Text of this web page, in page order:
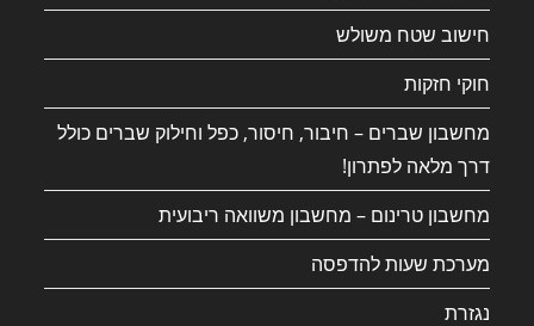
חישוב שטח משולש
חוקי חזקות
מחשבון שברים – חיבור, חיסור, כפל וחילוק שברים כולל
דרך מלאה לפתרון!
מחשבון טרינום – מחשבון משוואה ריבועית
מערכת שעות להדפסה
נגזרת